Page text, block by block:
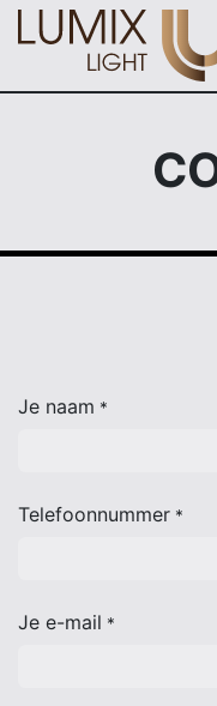
Je naam *
Telefoonnummer *
Je e-mail *